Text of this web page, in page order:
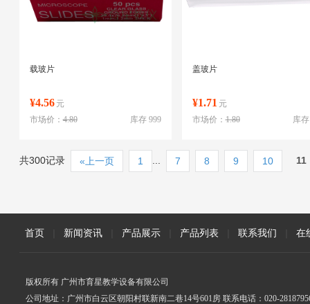
载玻片
¥4.56 元
库存 999
市场价：4.80
盖玻片
¥1.71 元
库
市场价：1.80
共300记录 «上一页 1 7 8 9 10 11
首页 新闻资讯 产品展示 产品列表 联系我们 在
版权所有 广州市育星教学设备有限公司
公司地址：广州市白云区朝阳村联新南二巷14号601房 联系电话：020-